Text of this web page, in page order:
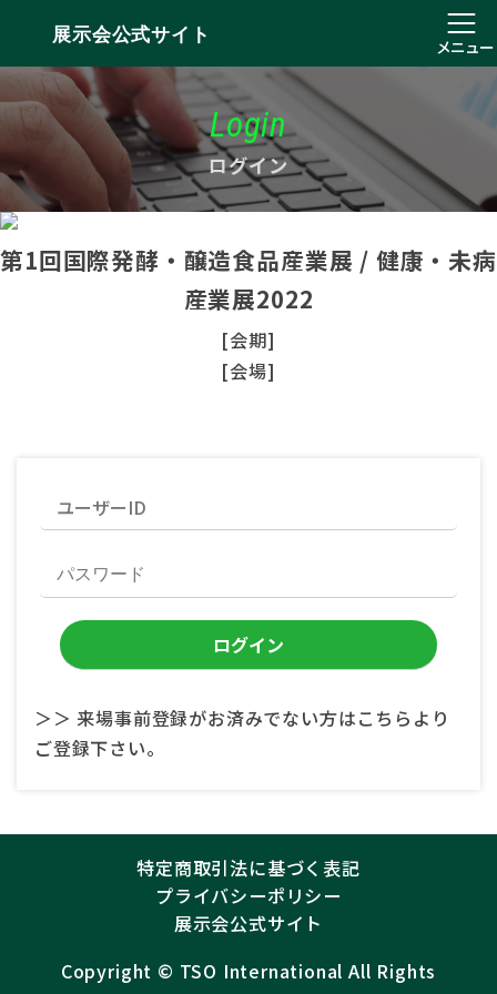
展示会公式サイト
メニュー
Login
ログイン
第1回国際発酵・醸造食品産業展 / 健康・未病
産業展2022
[会期]
[会場]
＞＞ 来場事前登録がお済みでない方はこちらより
ご登録下さい。
特定商取引法に基づく表記
プライバシーポリシー
展示会公式サイト
Copyright ©︎ TSO International All Rights